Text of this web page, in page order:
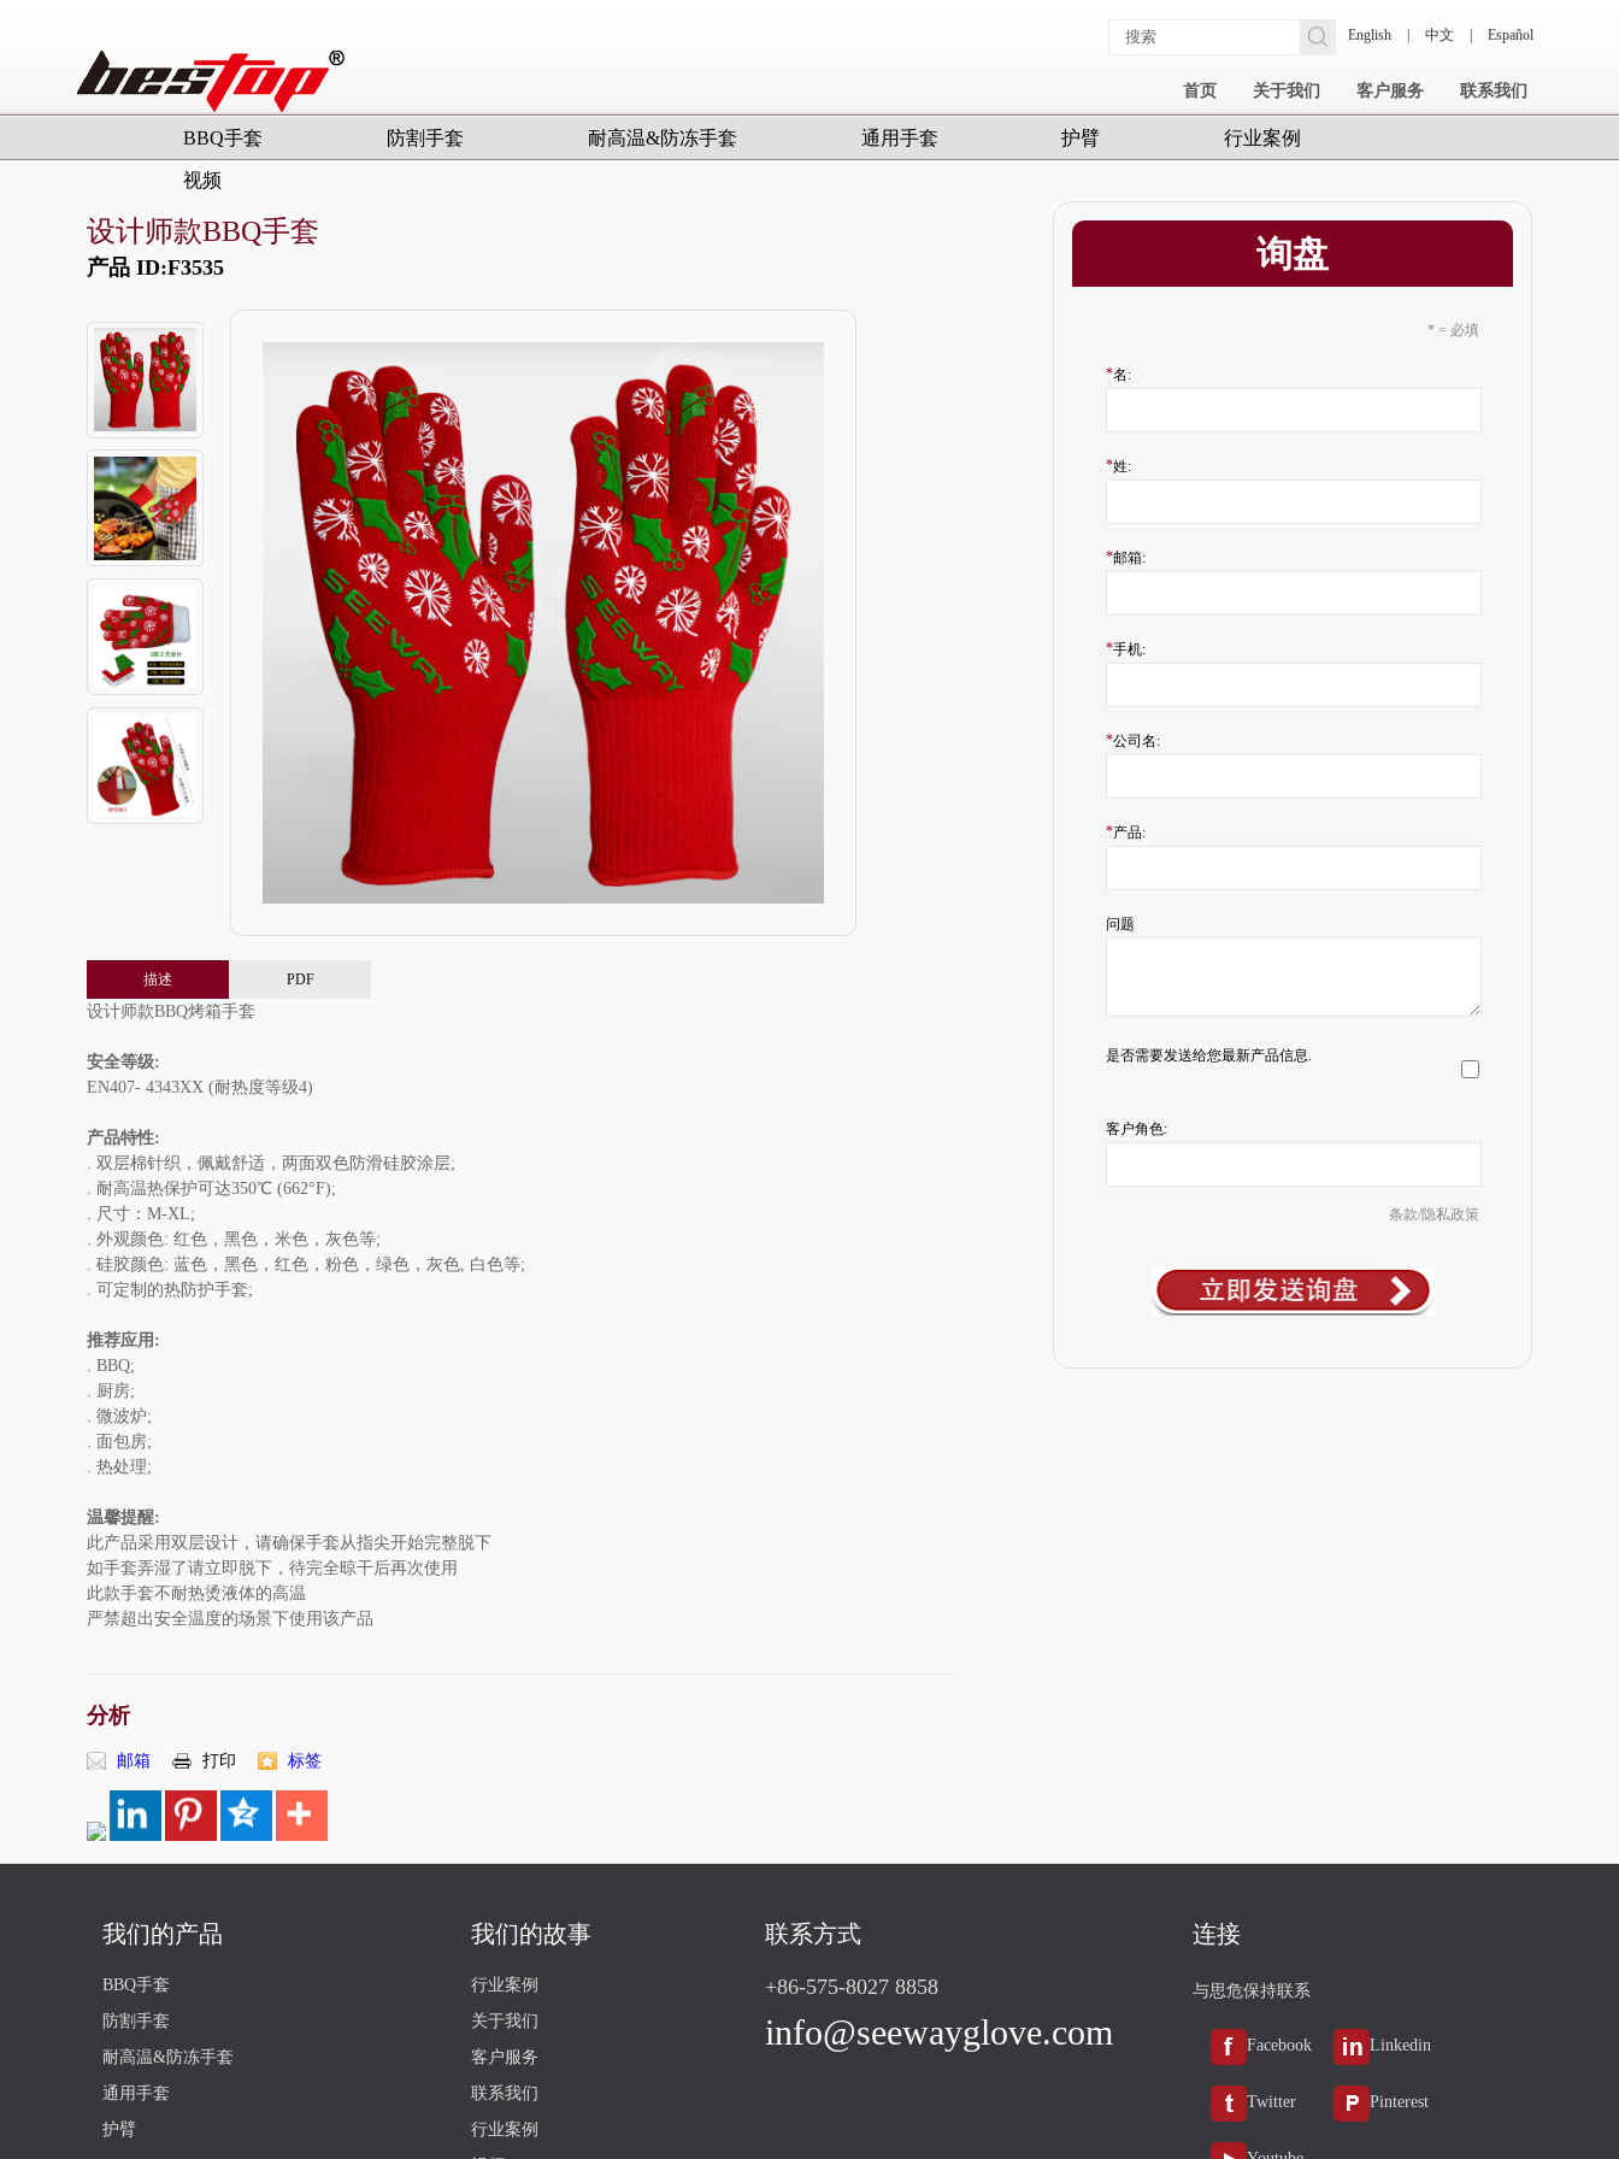
English 中文 Español
首页 关于我们 客户服务 联系我们
BBQ手套 防割手套 耐高温&防冻手套 通用手套 护臂 行业案例
视频
设计师款BBQ手套
产品 ID:F3535
描述 PDF
设计师款BBQ烤箱手套
安全等级:
EN407- 4343XX (耐热度等级4)
产品特性:
. 双层棉针织，佩戴舒适，两面双色防滑硅胶涂层;
. 耐高温热保护可达350℃ (662°F);
. 尺寸：M-XL;
. 外观颜色: 红色，黑色，米色，灰色等;
. 硅胶颜色: 蓝色，黑色，红色，粉色，绿色，灰色, 白色等;
. 可定制的热防护手套;
推荐应用:
. BBQ;
. 厨房;
. 微波炉;
. 面包房;
. 热处理;
温馨提醒:
此产品采用双层设计，请确保手套从指尖开始完整脱下
如手套弄湿了请立即脱下，待完全晾干后再次使用
此款手套不耐热烫液体的高温
严禁超出安全温度的场景下使用该产品
分析
邮箱 打印 标签
询盘
* = 必填
*名:
*姓:
*邮箱:
*手机:
*公司名:
*产品:
问题
是否需要发送给您最新产品信息.
客户角色:
条款/隐私政策
我们的产品
BBQ手套
防割手套
耐高温&防冻手套
通用手套
护臂
我们的故事
行业案例
关于我们
客户服务
联系我们
行业案例
联系方式
+86-575-8027 8858
info@seewayglove.com
连接
与思危保持联系
Facebook Linkedin
Twitter Pinterest